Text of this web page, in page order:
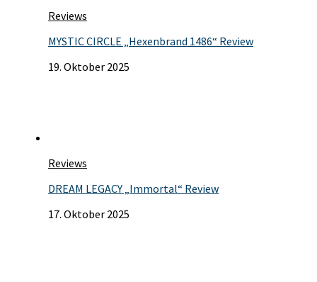
Reviews
MYSTIC CIRCLE „Hexenbrand 1486“ Review
19. Oktober 2025
Reviews
DREAM LEGACY „Immortal“ Review
17. Oktober 2025